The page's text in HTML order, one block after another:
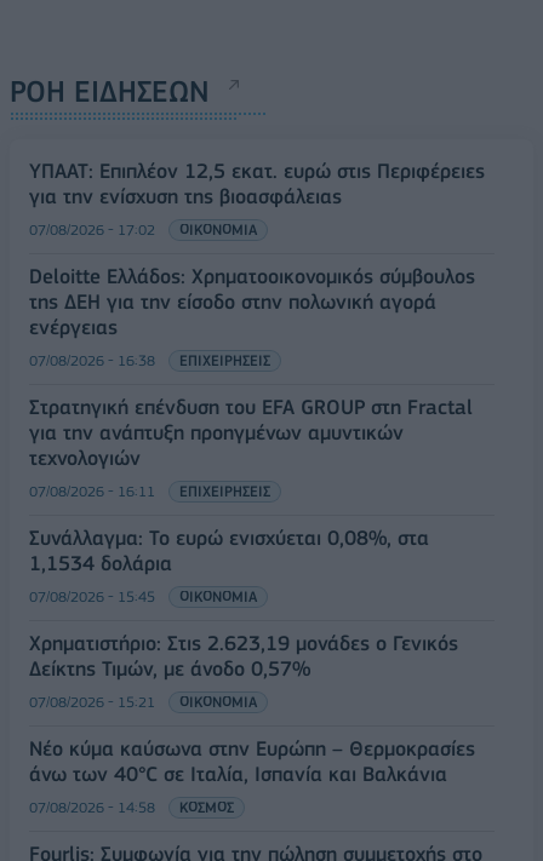
ΡΟΗ ΕΙΔΗΣΕΩΝ
ΥΠΑΑΤ: Επιπλέον 12,5 εκατ. ευρώ στις Περιφέρειες
για την ενίσχυση της βιοασφάλειας
07/08/2026 - 17:02 ΟΙΚΟΝΟΜΙΑ
Deloitte Ελλάδος: Χρηματοοικονομικός σύμβουλος
της ΔΕΗ για την είσοδο στην πολωνική αγορά
ενέργειας
07/08/2026 - 16:38 ΕΠΙΧΕΙΡΗΣΕΙΣ
Στρατηγική επένδυση του EFA GROUP στη Fractal
για την ανάπτυξη προηγμένων αμυντικών
τεχνολογιών
07/08/2026 - 16:11 ΕΠΙΧΕΙΡΗΣΕΙΣ
Συνάλλαγμα: Το ευρώ ενισχύεται 0,08%, στα
1,1534 δολάρια
07/08/2026 - 15:45 ΟΙΚΟΝΟΜΙΑ
Χρηματιστήριο: Στις 2.623,19 μονάδες ο Γενικός
Δείκτης Τιμών, με άνοδο 0,57%
07/08/2026 - 15:21 ΟΙΚΟΝΟΜΙΑ
Νέο κύμα καύσωνα στην Ευρώπη – Θερμοκρασίες
άνω των 40°C σε Ιταλία, Ισπανία και Βαλκάνια
07/08/2026 - 14:58 ΚΟΣΜΟΣ
Fourlis: Συμφωνία για την πώληση συμμετοχής στο